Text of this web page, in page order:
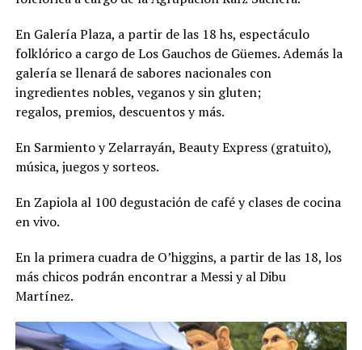
En Galería Plaza, a partir de las 18 hs, espectáculo
folklórico a cargo de Los Gauchos de Güemes. Además la
galería se llenará de sabores nacionales con
ingredientes nobles, veganos y sin gluten;
regalos, premios, descuentos y más.
En Sarmiento y Zelarrayán, Beauty Express (gratuito),
música, juegos y sorteos.
En Zapiola al 100 degustación de café y clases de cocina
en vivo.
En la primera cuadra de O’higgins, a partir de las 18, los
más chicos podrán encontrar a Messi y al Dibu
Martínez.